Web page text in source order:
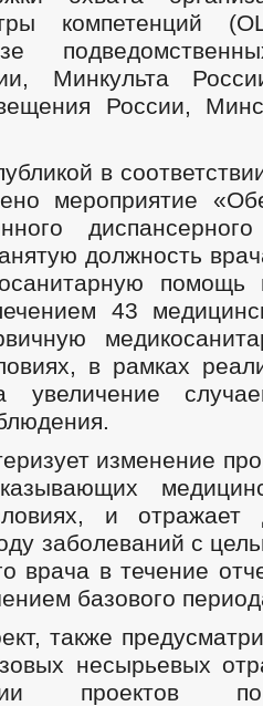
компетенций
Минкульта
России,
в
мероприятие
должность
помощь
43
в рамках
увеличение
изменение
и отражает
заболеваний с
врача в течение
базового
также
несырьевых
проектов